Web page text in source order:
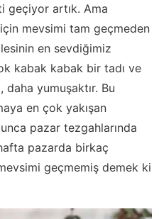
geçiyor artık. Ama
mevsimi tam geçmeden
en sevdiğimiz
kabak kabak bir tadı ve
daha yumuşaktır. Bu
en çok yakışan
pazar tezgahlarında
pazarda birkaç
geçmemiş demek ki